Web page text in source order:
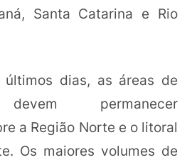
Santa Catarina e Rio
últimos dias, as áreas de
permanecer
a Região Norte e o litoral
Os maiores volumes de